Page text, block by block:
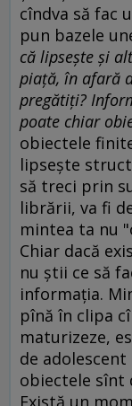
cîndva să fac
pun bazele
că lipseşte şi
piaţă, în afară
pregătiţi?
poate chiar
obiectele
lipseşte
să treci prin
librării, va fi
mintea ta nu
Chiar dacă
nu ştii ce să
informaţia.
pînă în clipa
maturizeze,
de
obiectele sînt
Există un